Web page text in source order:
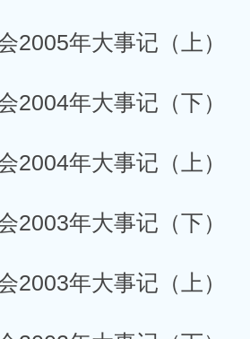
2005年大事记（上）
2004年大事记（下）
2004年大事记（上）
2003年大事记（下）
2003年大事记（上）